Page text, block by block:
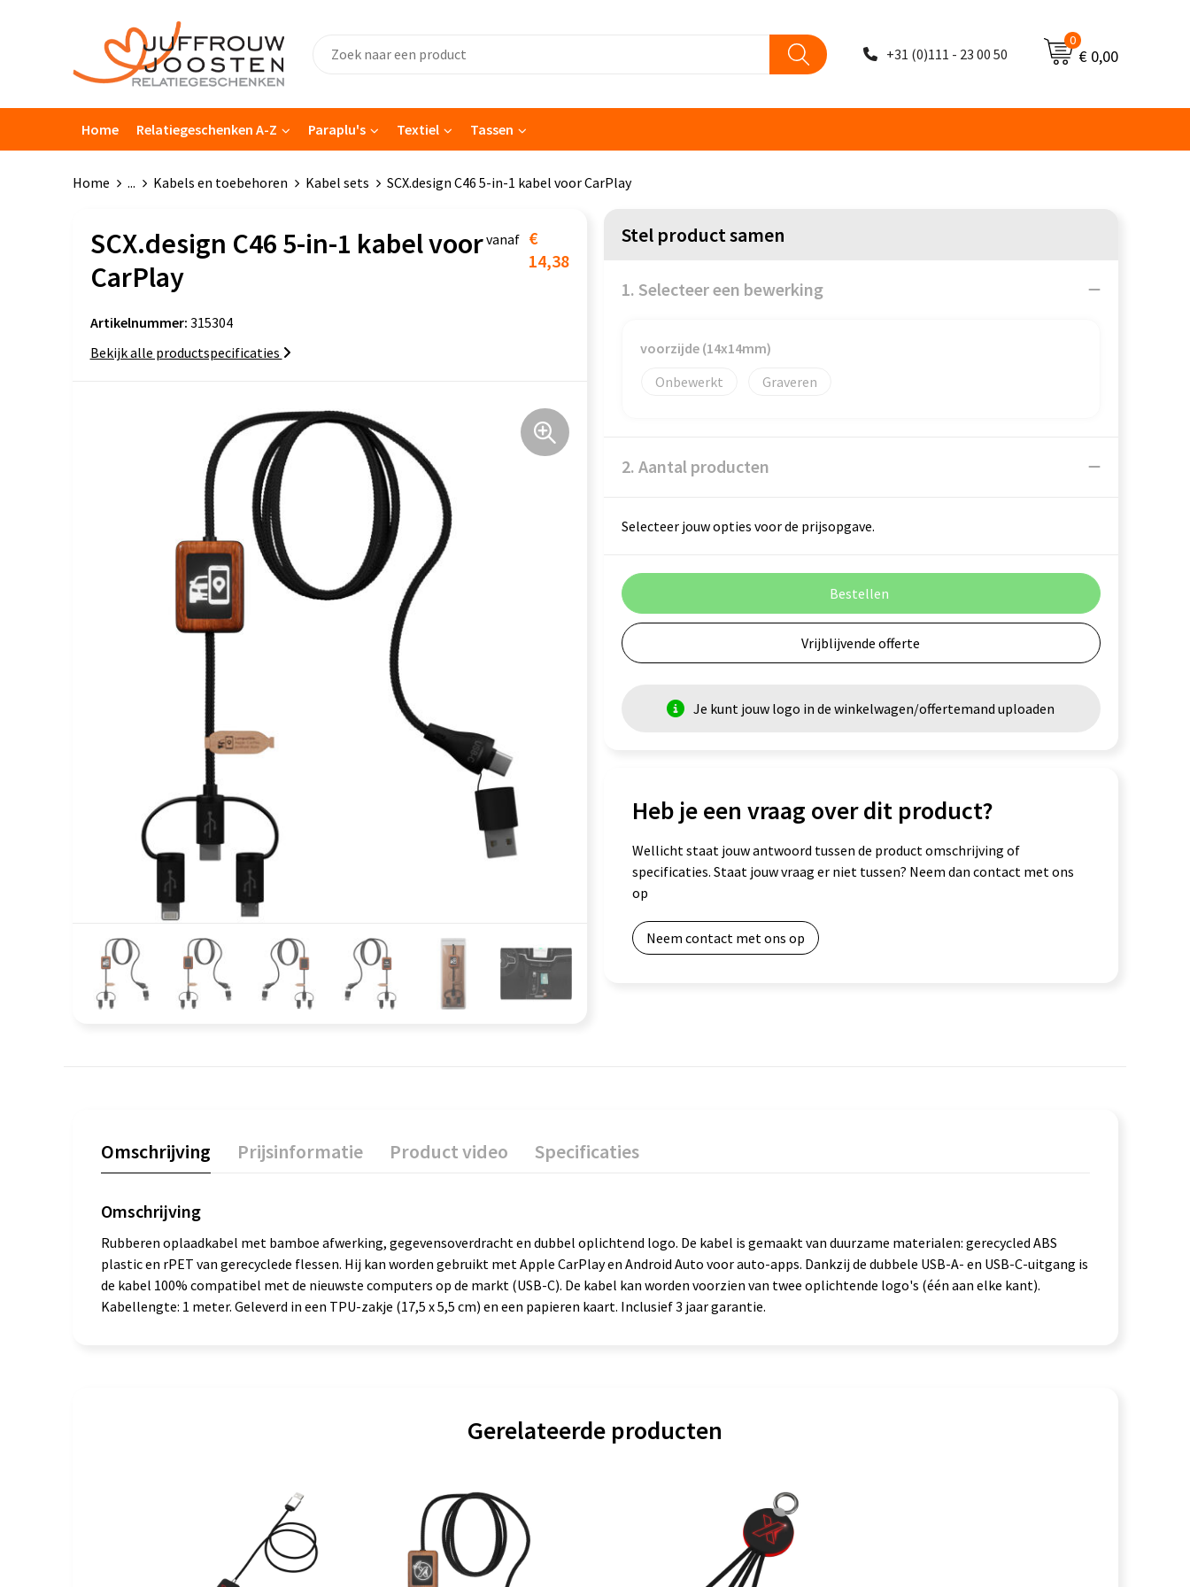
+31 (0)111 - 23 00 50
0
€ 0,00
Home Relatiegeschenken A-Z Paraplu's Textiel Tassen
Home ... Kabels en toebehoren Kabel sets SCX.design C46 5-in-1 kabel voor CarPlay
SCX.design C46 5-in-1 kabel voor
CarPlay
vanaf €
14,38
Artikelnummer: 315304
Bekijk alle productspecificaties
Stel product samen
1. Selecteer een bewerking
voorzijde (14x14mm)
Onbewerkt
Graveren
2. Aantal producten
Selecteer jouw opties voor de prijsopgave.
Bestellen
Vrijblijvende offerte
Je kunt jouw logo in de winkelwagen/offertemand uploaden
Heb je een vraag over dit product?
Wellicht staat jouw antwoord tussen de product omschrijving of
specificaties. Staat jouw vraag er niet tussen? Neem dan contact met ons
op
Neem contact met ons op
Omschrijving Prijsinformatie Product video Specificaties
Omschrijving
Rubberen oplaadkabel met bamboe afwerking, gegevensoverdracht en dubbel oplichtend logo. De kabel is gemaakt van duurzame materialen: gerecycled ABS
plastic en rPET van gerecyclede flessen. Hij kan worden gebruikt met Apple CarPlay en Android Auto voor auto-apps. Dankzij de dubbele USB-A- en USB-C-uitgang is
de kabel 100% compatibel met de nieuwste computers op de markt (USB-C). De kabel kan worden voorzien van twee oplichtende logo's (één aan elke kant).
Kabellengte: 1 meter. Geleverd in een TPU-zakje (17,5 x 5,5 cm) en een papieren kaart. Inclusief 3 jaar garantie.
Gerelateerde producten